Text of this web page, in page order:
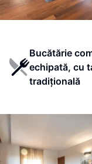
Bucătărie
echipată, cu
tradițională